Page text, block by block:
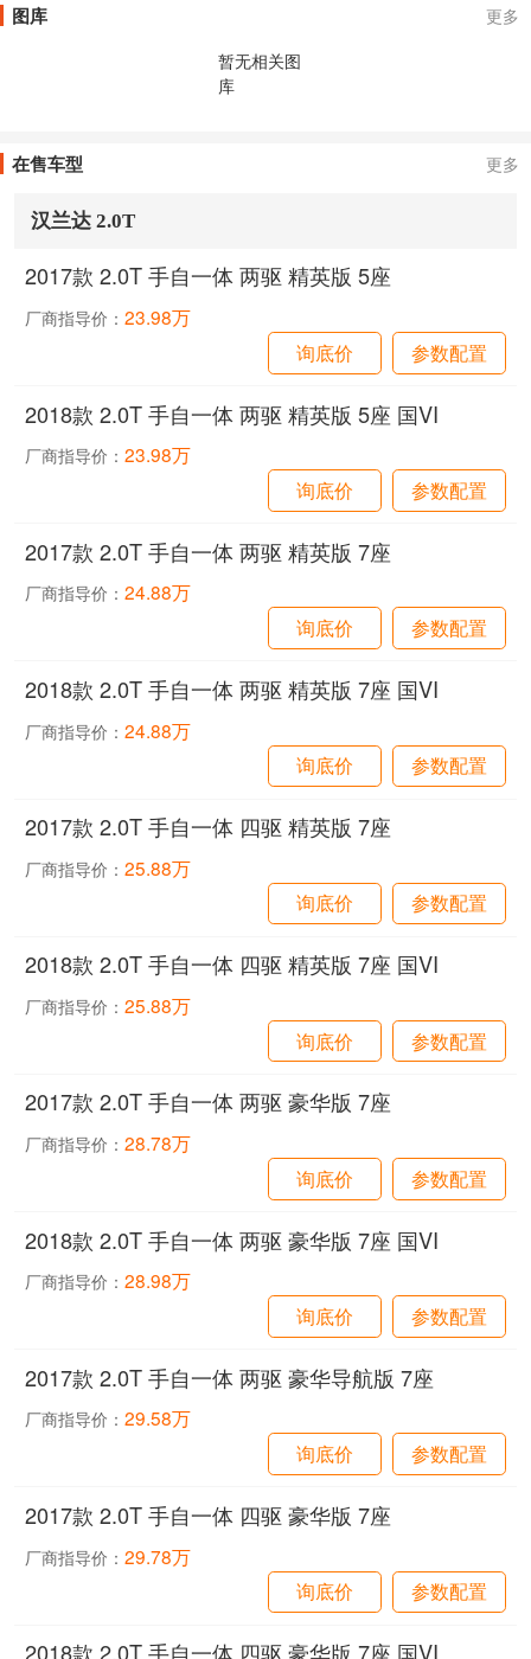
图库
更多
暂无相关图
库
在售车型 更多
汉兰达 2.0T
2017款 2.0T 手自一体 两驱 精英版 5座
厂商指导价：23.98万
询底价
参数配置
2018款 2.0T 手自一体 两驱 精英版 5座 国VI
厂商指导价：23.98万
询底价
参数配置
2017款 2.0T 手自一体 两驱 精英版 7座
厂商指导价：24.88万
询底价
参数配置
2018款 2.0T 手自一体 两驱 精英版 7座 国VI
厂商指导价：24.88万
询底价
参数配置
2017款 2.0T 手自一体 四驱 精英版 7座
厂商指导价：25.88万
询底价
参数配置
2018款 2.0T 手自一体 四驱 精英版 7座 国VI
厂商指导价：25.88万
询底价
参数配置
2017款 2.0T 手自一体 两驱 豪华版 7座
厂商指导价：28.78万
询底价
参数配置
2018款 2.0T 手自一体 两驱 豪华版 7座 国VI
厂商指导价：28.98万
询底价
参数配置
2017款 2.0T 手自一体 两驱 豪华导航版 7座
厂商指导价：29.58万
询底价
参数配置
2017款 2.0T 手自一体 四驱 豪华版 7座
厂商指导价：29.78万
询底价
参数配置
2018款 2.0T 手自一体 四驱 豪华版 7座 国VI